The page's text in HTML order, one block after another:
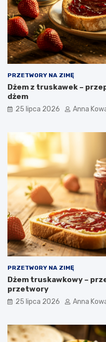
PRZETWORY NA ZIMĘ
Dżem z truskawek –
dżem
25 lipca 2026 Anna
PRZETWORY NA ZIMĘ
Dżem truskawkowy –
przetwory
25 lipca 2026 Anna